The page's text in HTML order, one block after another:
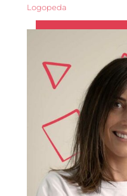
Logopeda